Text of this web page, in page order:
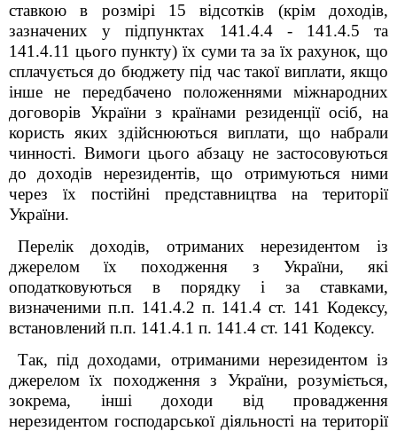
ставкою в розмірі 15 відсотків (крім доходів,
зазначених у підпунктах 141.4.4 - 141.4.5 та
141.4.11 цього пункту) їх суми та за їх рахунок, що
сплачується до бюджету під час такої виплати, якщо
інше не передбачено положеннями міжнародних
договорів України з країнами резиденції осіб, на
користь яких здійснюються виплати, що набрали
чинності. Вимоги цього абзацу не застосовуються
до доходів нерезидентів, що отримуються ними
через їх постійні представництва на території
України.
Перелік доходів, отриманих нерезидентом із
джерелом їх походження з України, які
оподатковуються в порядку і за ставками,
визначеними п.п. 141.4.2 п. 141.4 ст. 141 Кодексу,
встановлений п.п. 141.4.1 п. 141.4 ст. 141 Кодексу.
Так, під доходами, отриманими нерезидентом із
джерелом їх походження з України, розуміється,
зокрема, інші доходи від провадження
нерезидентом господарської діяльності на території